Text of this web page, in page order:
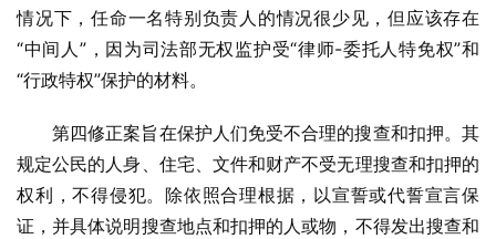
情况下，任命一名特别负责人的情况很少见，但应该存在
“中间人”，因为司法部无权监护受“律师-委托人特免权”和
“行政特权”保护的材料。
第四修正案旨在保护人们免受不合理的搜查和扣押。其
规定公民的人身、住宅、文件和财产不受无理搜查和扣押的
权利，不得侵犯。除依照合理根据，以宣誓或代誓宣言保
证，并具体说明搜查地点和扣押的人或物，不得发出搜查和